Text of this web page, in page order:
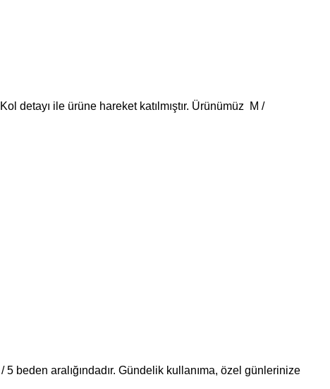
detayı ile ürüne hareket katılmıştır. Ürünümüz M /
aralığındadır. Gündelik kullanıma, özel günlerinize